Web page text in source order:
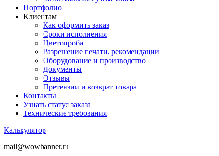
Портфолио
Клиентам
Как оформить заказ
Сроки исполнения
Цветопроба
Разрешение печати, рекомендации
Оборудование и производство
Документы
Отзывы
Претензии и возврат товара
Контакты
Узнать статус заказа
Технические требования
Калькулятор
mail@wowbanner.ru